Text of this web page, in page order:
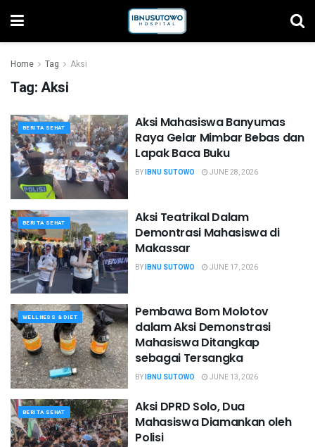
Home Tag Aksi
Tag:Aksi
BERITA SEHAT
Aksi Mahasiswa Banyumas
Raya Gelar Mimbar Bebas dan
Lapak Baca Buku
BYIBNU SUTOWO JUNE 28, 2026
BERITA SEHAT
Aksi Teatrikal Dalam
Demontrasi Mahasiswa di
Makassar
BYIBNU SUTOWO JUNE 17, 2026
WELLNESS & DIET
Pembawa Bom Molotov
dalam Aksi Demonstrasi
Mahasiswa Ditangkap
sebagai Tersangka
BYIBNU SUTOWO JUNE 13, 2026
BERITA SEHAT
Aksi DPRD Solo, Dua
Mahasiswa Diamankan oleh
Polisi